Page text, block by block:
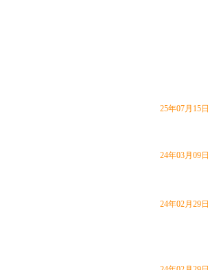
25年07月15日
24年03月09日
24年02月29日